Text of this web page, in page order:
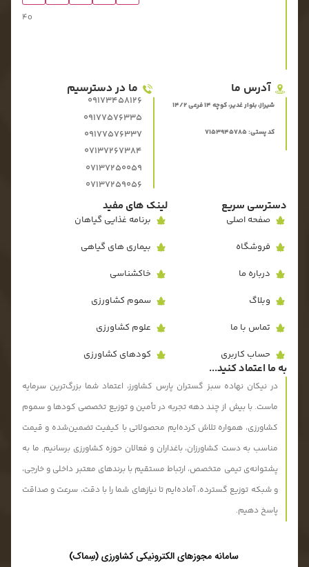
4o
آدرس ما
شیراز، بلوار غدیر، کوچه 14 فرعی 14/2
کد پستی: 7153945785
ما در دسترسیم
09173458126
09177576335
09177576337
07137267384
07137250059
07137259056
دسترسی سریع
صفحه اصلی
فروشگاه
درباره ما
وبلاگ
تماس با ما
حساب کاربری
لینک های مفید
برنامه غذایی گیاهان
بیماری های گیاهی
خاکشناسی
سموم کشاورزی
علوم کشاورزی
کودهای کشاورزی
به ما اعتماد کنید...
در نیکان نهاده سبز گستران پارس کشاورز، اعتماد شما بزرگ‌ترین سرمایه
ماست. با بیش از چند دهه تجربه در تأمین و توزیع تخصصی کودها و سموم
کشاورزی، همواره تلاش کرده‌ایم محصولاتی با کیفیت تضمین‌شده و قیمت
مناسب به دست کشاورزان، باغداران و فعالان حوزه کشاورزی برسانیم. ما به
پشتوانه‌ی تیمی متخصص، ارتباط مستقیم با برندهای معتبر داخلی و خارجی،
و شبکه توزیع گسترده، آماده‌ایم تا نیازهای شما را با دقت، سرعت و صداقت
پاسخ دهیم.